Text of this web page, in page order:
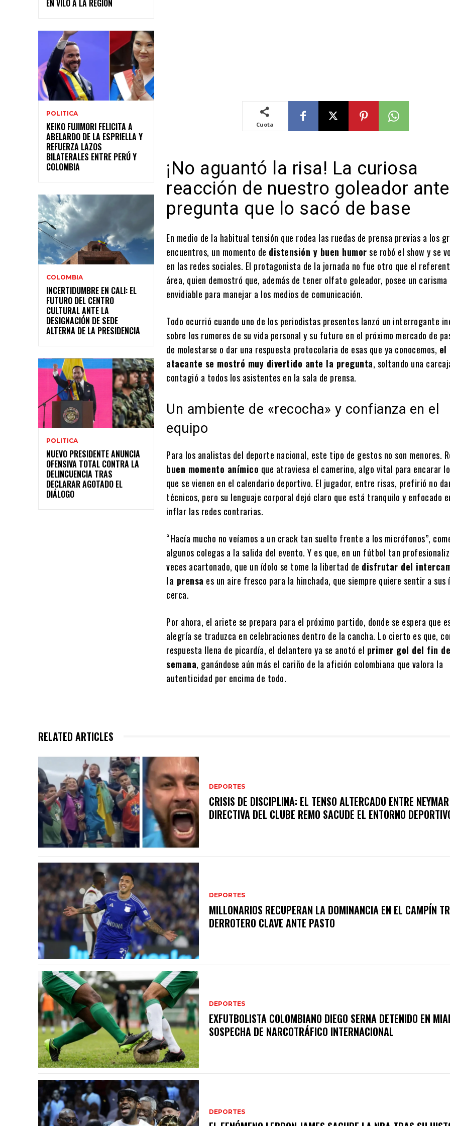
EN VILO A LA REGIÓN
POLITICA
KEIKO FUJIMORI FELICITA A
ABELARDO DE LA ESPRIELLA Y
REFUERZA LAZOS
BILATERALES ENTRE PERÚ Y
COLOMBIA
COLOMBIA
INCERTIDUMBRE EN CALI: EL
FUTURO DEL CENTRO
CULTURAL ANTE LA
DESIGNACIÓN DE SEDE
ALTERNA DE LA PRESIDENCIA
POLITICA
NUEVO PRESIDENTE ANUNCIA
OFENSIVA TOTAL CONTRA LA
DELINCUENCIA TRAS
DECLARAR AGOTADO EL
DIÁLOGO
Cuota
¡No aguantó la risa! La curiosa
reacción de nuestro goleador
pregunta que lo sacó de base
En medio de la habitual tensión que rodea las ruedas de prensa previas a los
encuentros, un momento de distensión y buen humorse robó el show y se
en las redes sociales. El protagonista de la jornada no fue otro que el
área, quien demostró que, además de tener olfato goleador, posee un carisma
envidiable para manejar a los medios de comunicación.
Todo ocurrió cuando uno de los periodistas presentes lanzó un interrogante
sobre los rumores de su vida personal y su futuro en el próximo mercado de
de molestarse o dar una respuesta protocolaria de esas que ya conocemos, el
atacante se mostró muy divertido ante la pregunta, soltando una
contagió a todos los asistentes en la sala de prensa.
Un ambiente de «recocha» y confianza en el
equipo
Para los analistas del deporte nacional, este tipo de gestos no son menores.
buen momento anímico que atraviesa el camerino, algo vital para encarar
que se vienen en el calendario deportivo. El jugador, entre risas, prefirió no
técnicos, pero su lenguaje corporal dejó claro que está tranquilo y enfocado
inflar las redes contrarias.
“Hacía mucho no veíamos a un crack tan suelto frente a los micrófonos”,
algunos colegas a la salida del evento. Y es que, en un fútbol tan
veces acartonado, que un ídolo se tome la libertad de disfrutar del
la prensa es un aire fresco para la hinchada, que siempre quiere sentir a sus
cerca.
Por ahora, el ariete se prepara para el próximo partido, donde se espera que
alegría se traduzca en celebraciones dentro de la cancha. Lo cierto es que,
respuesta llena de picardía, el delantero ya se anotó el primer gol del fin de
semana, ganándose aún más el cariño de la afición colombiana que valora la
autenticidad por encima de todo.
RELATED ARTICLES
DEPORTES
CRISIS DE DISCIPLINA: EL TENSO ALTERCADO ENTRE
DIRECTIVA DEL CLUBE REMO SACUDE EL ENTORNO
DEPORTES
MILLONARIOS RECUPERAN LA DOMINANCIA EN EL CAMPÍN
DERROTERO CLAVE ANTE PASTO
DEPORTES
EXFUTBOLISTA COLOMBIANO DIEGO SERNA DETENIDO EN
SOSPECHA DE NARCOTRÁFICO INTERNACIONAL
DEPORTES